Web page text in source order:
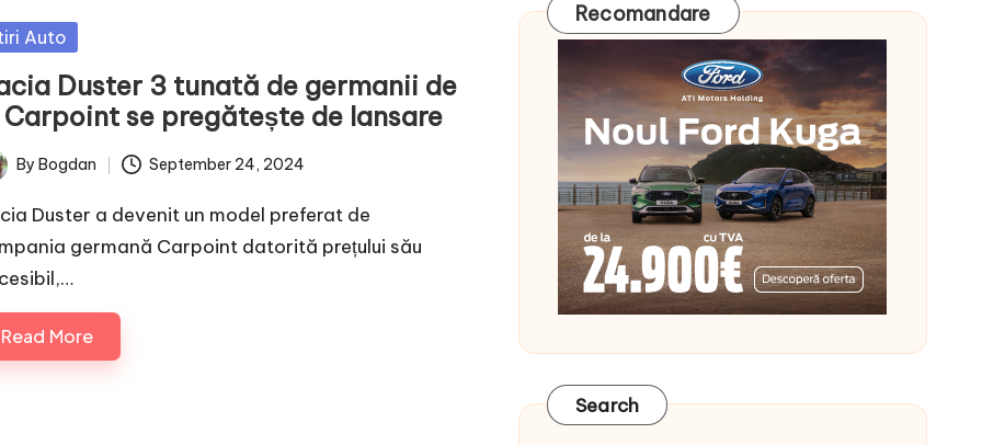
Auto
Duster 3 tunată de germanii de
Carpoint se pregătește de lansare
By Bogdan September 24, 2024
Duster a devenit un model preferat de
germană Carpoint datorită prețului său
Read More
Recomandare
Search